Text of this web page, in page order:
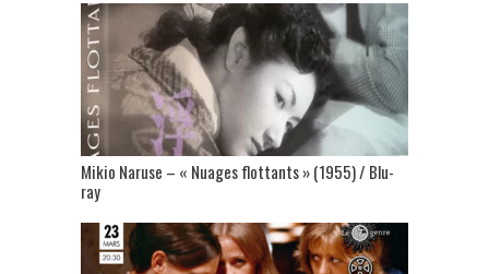
Mikio Naruse – « Nuages flottants » (1955) / Blu-
ray